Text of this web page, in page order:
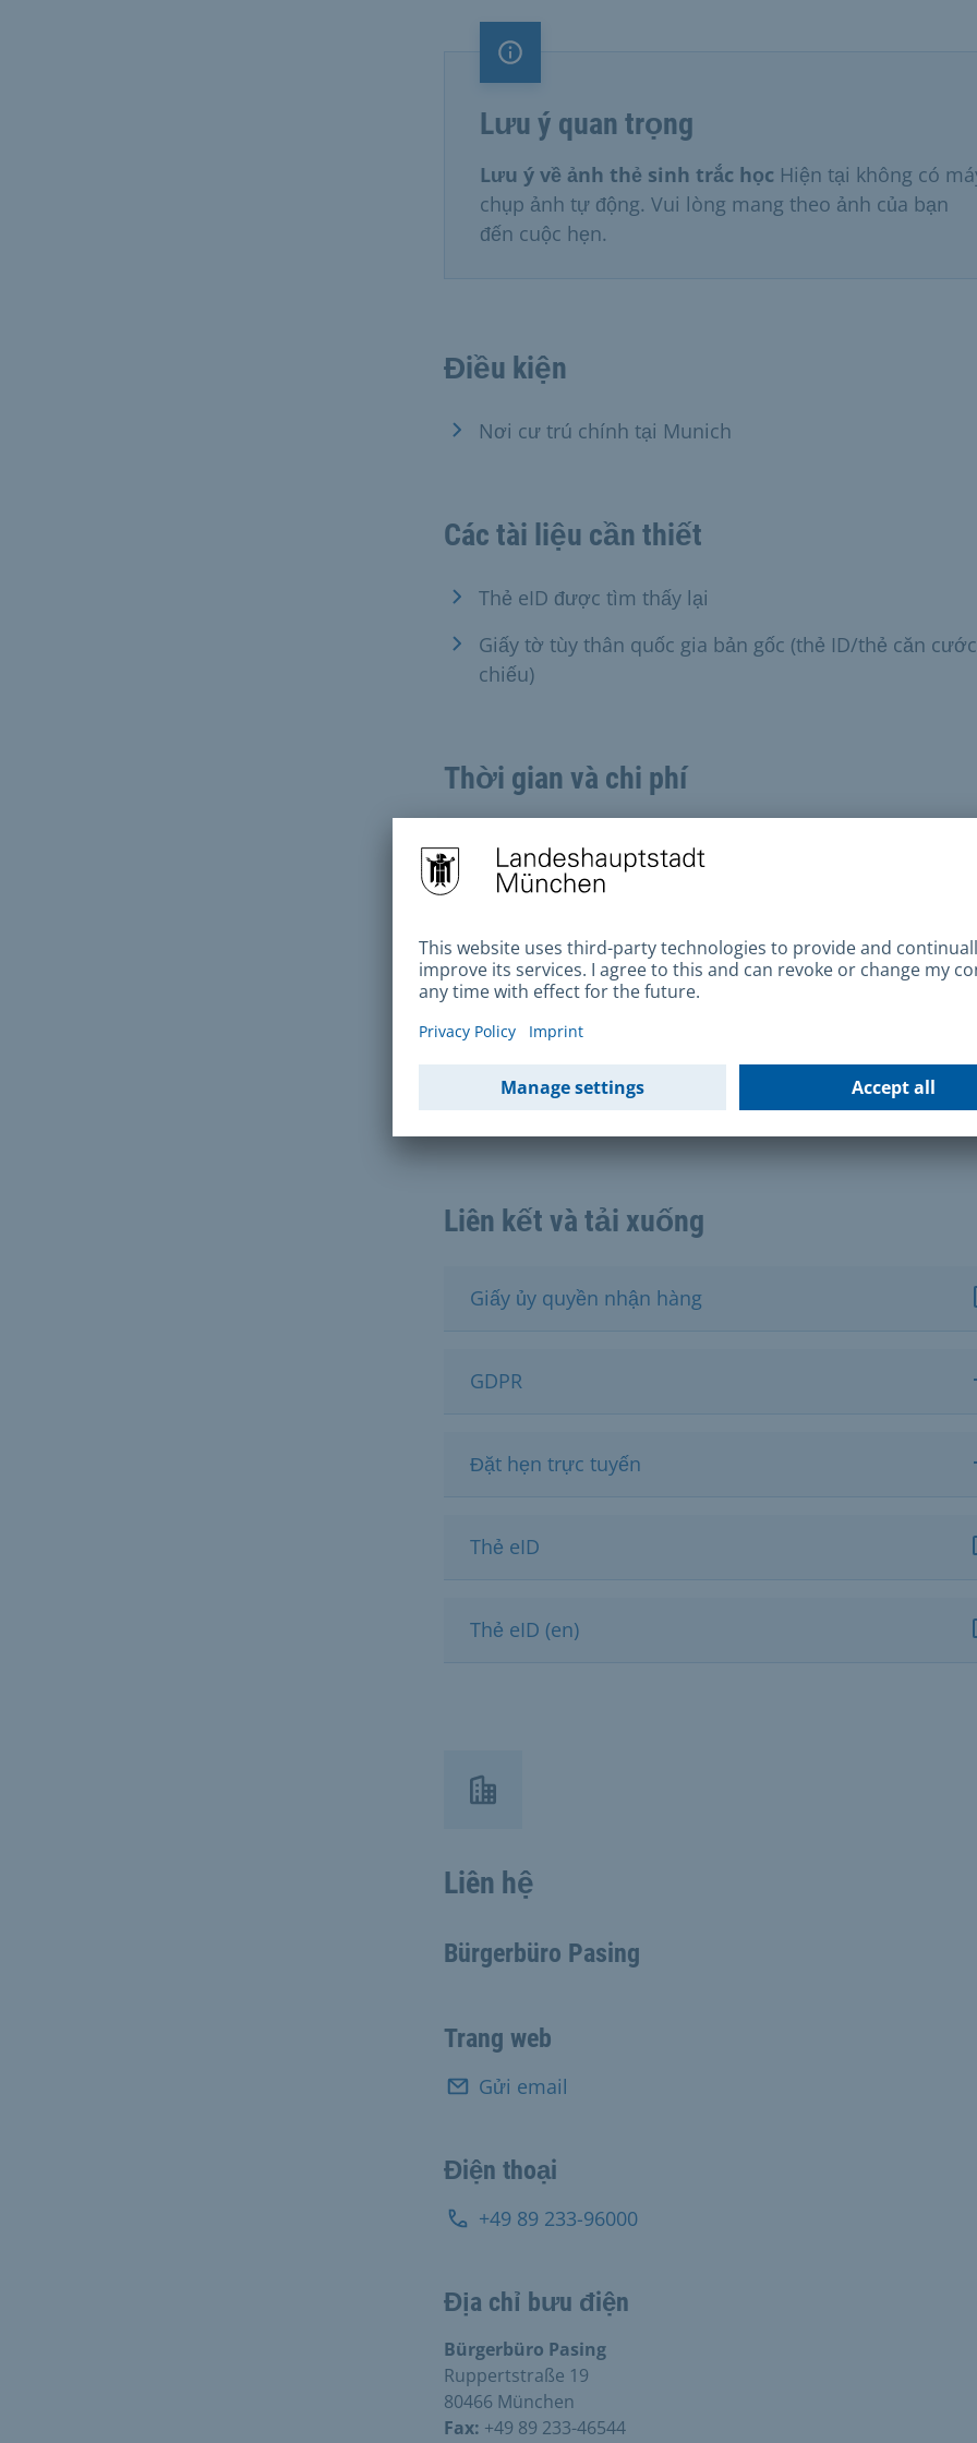
Lưu ý quan trọng
Lưu ý quan trọng
Lưu ý về ảnh thẻ sinh trắc học Hiện tại không có
chụp ảnh tự động. Vui lòng mang theo ảnh của bạn
đến cuộc hẹn.
Điều kiện
Nơi cư trú chính tại Munich
Các tài liệu cần thiết
Thẻ eID được tìm thấy lại
Giấy tờ tùy thân quốc gia bản gốc (thẻ ID/thẻ căn
chiếu)
Thời gian và chi phí
Thời gian xử lý
Cơ sở pháp lý
Luật về thẻ dành cho công dân Liên minh châu Âu và
Khu vực kinh tế châu Âu có chức năng xác minh danh
Liên kết và tải xuống
Giấy ủy quyền nhận hàng
GDPR
Đặt hẹn trực tuyến
Thẻ eID
Thẻ eID (en)
Liên hệ
Bürgerbüro Pasing
Trang web
Gửi email
Điện thoại
+49 89 233-96000
Địa chỉ bưu điện
Bürgerbüro Pasing
Ruppertstraße 19
80466 München
Fax: +49 89 233-46544